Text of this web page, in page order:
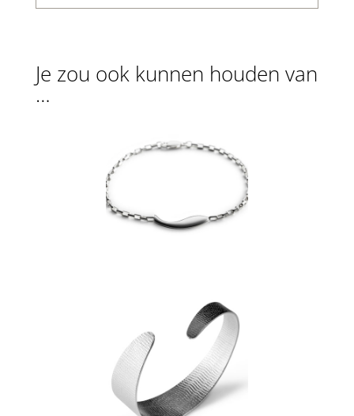
Je zou ook kunnen houden van
…